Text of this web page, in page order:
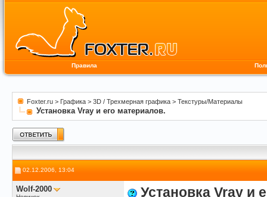
Правила
Foxter.ru > Графика > 3D / Трехмерная графика > Текстуры/Материалы
Установка Vray и его материалов.
02.12.2006, 13:04
Wolf-2000 Установка Vray и